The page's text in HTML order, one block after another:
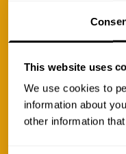
This website uses
We use cookies to
information about
other information